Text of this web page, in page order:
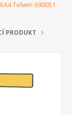
Telwin 690051
PRODUKT